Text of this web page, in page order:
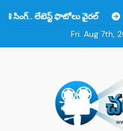
ఫొటోలు వైరల్
అనుష్క
Fri. Aug 7th,